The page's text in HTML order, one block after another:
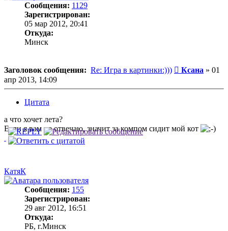
Сообщения: 1129
Зарегистрирован:
05 мар 2012, 20:41
Откуда:
Минск
Заголовок сообщения: Re: Игра в картинки:))) Сообщение
Ксана » 01
апр 2013, 14:09
Цитата
а что хочет лета?
Если я вам не отвечаю, значит за компом сидит мой кот
КатяК
Сообщения: 155
Зарегистрирован:
29 авг 2012, 16:51
Откуда:
РБ, г.Минск